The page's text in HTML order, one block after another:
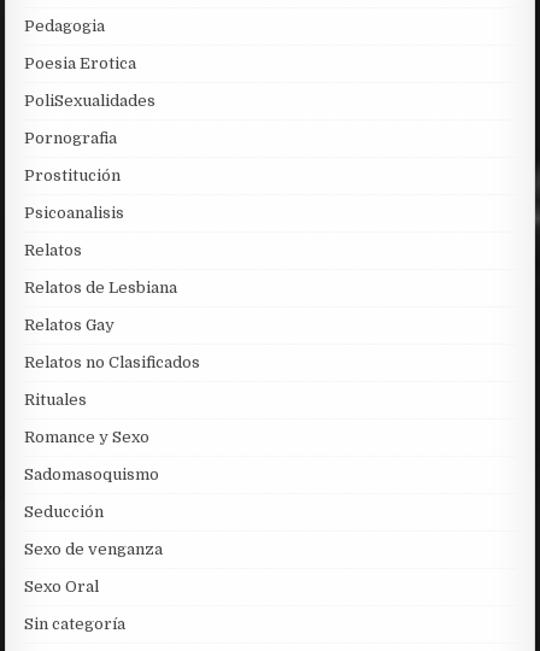
Pedagogia
Poesia Erotica
PoliSexualidades
Pornografia
Prostitución
Psicoanalisis
Relatos
Relatos de Lesbiana
Relatos Gay
Relatos no Clasificados
Rituales
Romance y Sexo
Sadomasoquismo
Seducción
Sexo de venganza
Sexo Oral
Sin categoría